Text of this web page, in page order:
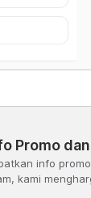
Promo
info
kami